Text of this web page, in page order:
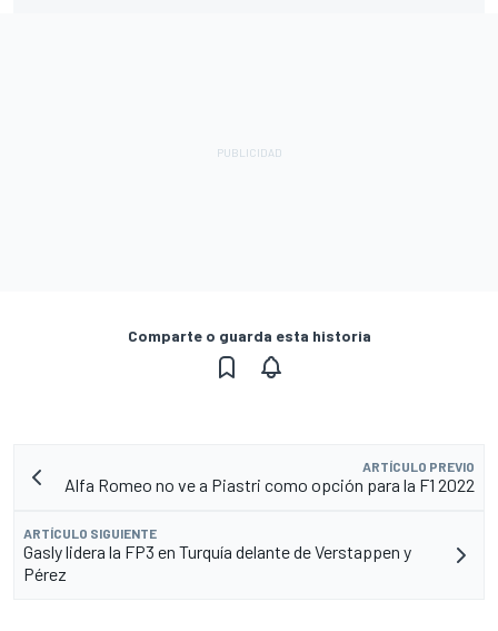
Comparte o guarda esta historia
ARTÍCULO PREVIO
Alfa Romeo no ve a Piastri como opción para la F1 2022
ARTÍCULO SIGUIENTE
Gasly lidera la FP3 en Turquía delante de Verstappen y
Pérez